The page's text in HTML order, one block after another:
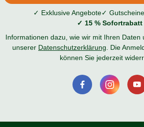
✓ Exklusive Angebote✓
✓ 15 % Sofortrabatt
Informationen dazu, wie wir mit Ihren Daten
unserer Datenschutzerklärung . Die
können Sie jederzeit